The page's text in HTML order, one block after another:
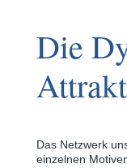
Die
Das Netzwerk
einzelnen